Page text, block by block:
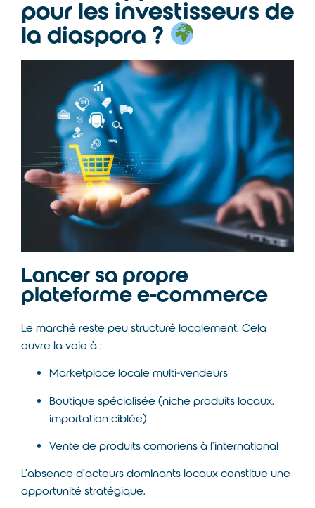
pour les investisseurs de
la diaspora ?
Lancer sa propre
plateforme e-commerce
Le marché reste peu structuré localement. Cela
ouvre la voie à :
Marketplace locale multi-vendeurs
Boutique spécialisée (niche produits locaux,
importation ciblée)
Vente de produits comoriens à l’international
L’absence d’acteurs dominants locaux constitue une
opportunité stratégique.